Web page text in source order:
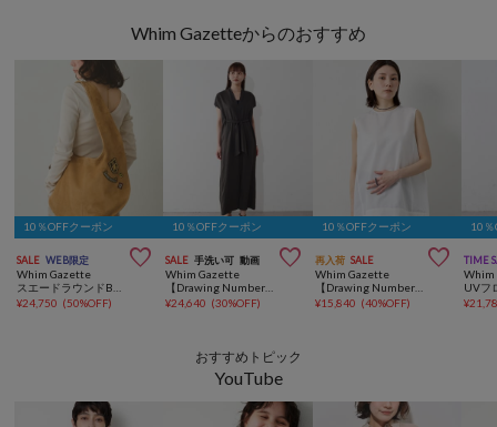
Whim Gazetteからのおすすめ
10％OFFクーポン
SALE WEB限定 
Whim Gazette
¥24,750 (50%OFF)
10％OFFクーポン
SALE 手洗い可 動画 
Whim Gazette
¥24,640 (30%OFF)
10％OFFクーポン
再入荷 SALE 
Whim Gazette
【Drawing Numbers】ライトタイプライターノースリーブブラウス
¥15,840 (40%OFF)
10％
TIME
Whim
¥
おすすめトピック
YouTube